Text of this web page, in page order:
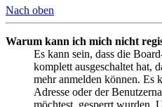
Nach oben
Warum kann ich mich nicht
Es kann sein, dass die
komplett ausgeschaltet hat,
mehr anmelden können. Es
Adresse oder der
möchtest, gesperrt wurden.